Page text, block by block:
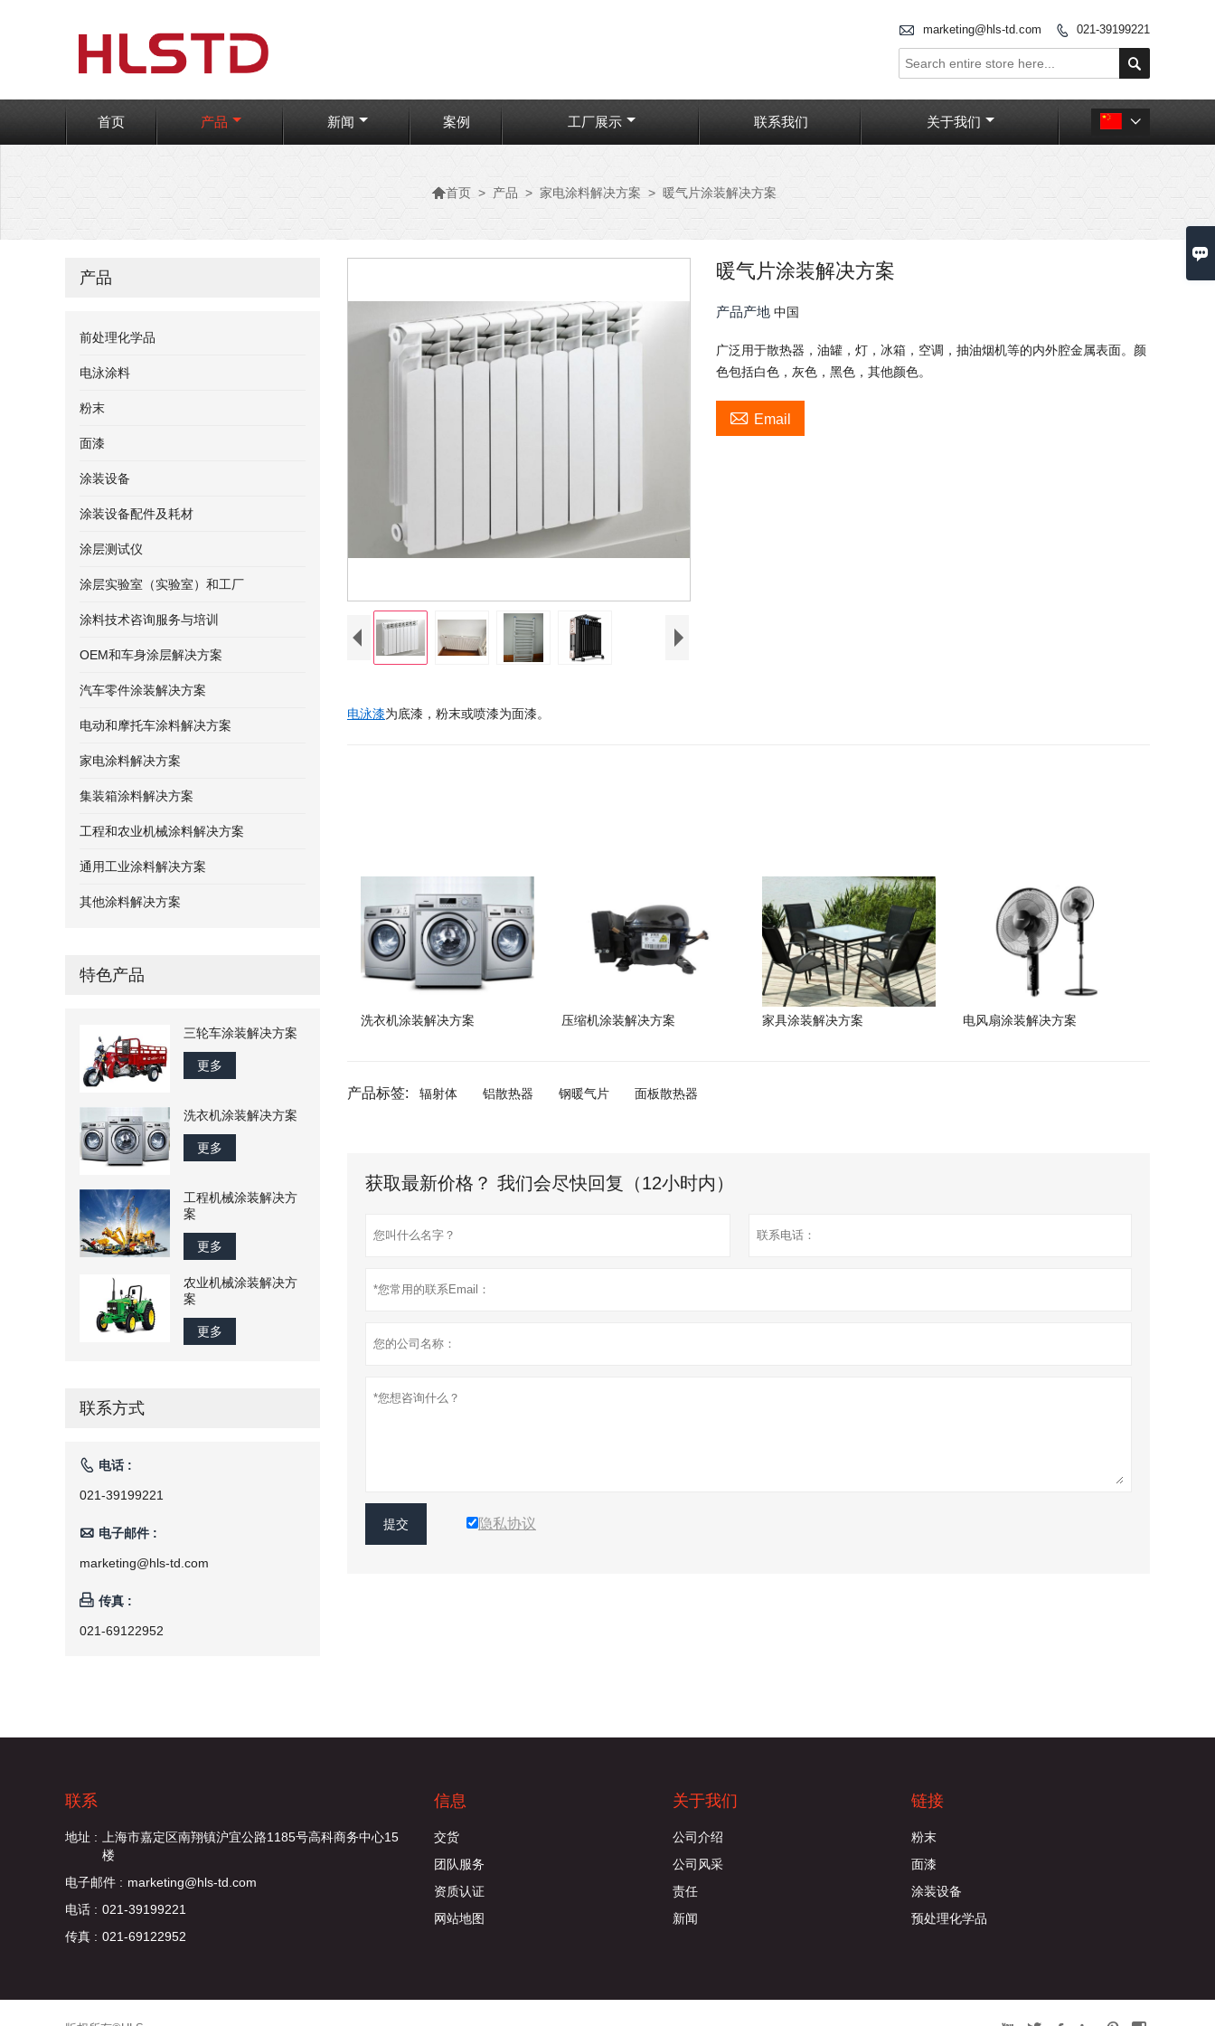

 marketing@hls-td.com  021-39199221

首页 产品 新闻 案例 工厂展示 联系我们 关于我们 
首页 > 产品 > 家电涂料解决方案 > 暖气片涂装解决方案
暖气片涂装解决方案
产品产地中国
广泛用于散热器，油罐，灯，冰箱，空调，抽油烟机等的内外腔金属表面。颜
色包括白色，灰色，黑色，其他颜色。
 Email
电泳漆为底漆，粉末或喷漆为面漆。
洗衣机涂装解决方案 压缩机涂装解决方案 家具涂装解决方案 电风扇涂装解决方案
产品标签: 辐射体 铝散热器 钢暖气片 面板散热器
获取最新价格？ 我们会尽快回复（12小时内）
提交 隐私协议
产品
前处理化学品
电泳涂料
粉末
面漆
涂装设备
涂装设备配件及耗材
涂层测试仪
涂层实验室（实验室）和工厂
涂料技术咨询服务与培训
OEM和车身涂层解决方案
汽车零件涂装解决方案
电动和摩托车涂料解决方案
家电涂料解决方案
集装箱涂料解决方案
工程和农业机械涂料解决方案
通用工业涂料解决方案
其他涂料解决方案
特色产品
三轮车涂装解决方案
更多
洗衣机涂装解决方案
更多
工程机械涂装解决方
案
更多
农业机械涂装解决方
案
更多
联系方式
 电话 :
021-39199221
 电子邮件 :
marketing@hls-td.com
 传真 :
021-69122952
联系
地址 :
上海市嘉定区南翔镇沪宜公路1185号高科商务中心15
楼
电子邮件 : marketing@hls-td.com
电话 : 021-39199221
传真 : 021-69122952
信息
交货
团队服务
资质认证
网站地图
关于我们
公司介绍
公司风采
责任
新闻
链接
粉末
面漆
涂装设备
预处理化学品